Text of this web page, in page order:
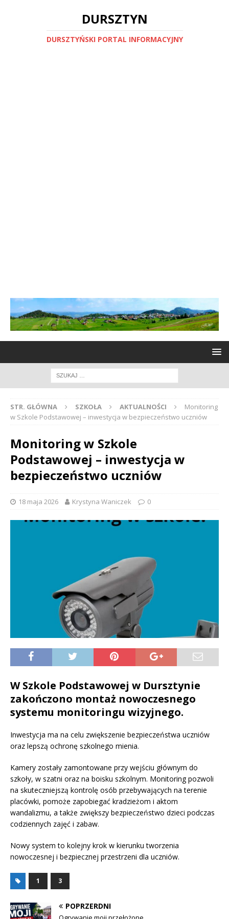
DURSZTYN
DURSZTYŃSKI PORTAL INFORMACYJNY
STR. GŁÓWNA SZKOŁA AKTUALNOŚCI
Monitoring
w Szkole Podstawowej – inwestycja w bezpieczeństwo uczniów
Monitoring w Szkole
Podstawowej – inwestycja w
bezpieczeństwo uczniów
18 maja 2026 Krystyna Waniczek 0
W Szkole Podstawowej w Dursztynie
zakończono montaż nowoczesnego
systemu monitoringu wizyjnego.
Inwestycja ma na celu zwiększenie bezpieczeństwa uczniów
oraz lepszą ochronę szkolnego mienia.
Kamery zostały zamontowane przy wejściu głównym do
szkoły, w szatni oraz na boisku szkolnym. Monitoring pozwoli
na skuteczniejszą kontrolę osób przebywających na terenie
placówki, pomoże zapobiegać kradzieżom i aktom
wandalizmu, a także zwiększy bezpieczeństwo dzieci podczas
codziennych zajęć i zabaw.
Nowy system to kolejny krok w kierunku tworzenia
nowoczesnej i bezpiecznej przestrzeni dla uczniów.
1 3
POPRZERDNI